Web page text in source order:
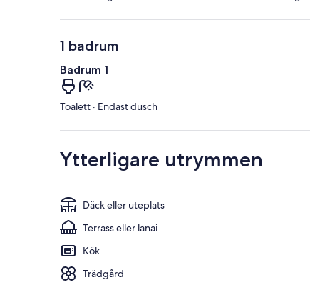
1 badrum
Badrum 1
Toalett · Endast dusch
Ytterligare utrymmen
Däck eller uteplats
Terrass eller lanai
Kök
Trädgård